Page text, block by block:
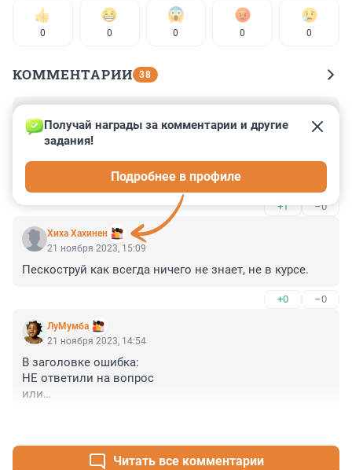
0 0 0 0 0
КОММЕНТАРИИ 38
21 ноября 2023, 16:07
Отказался отвечать. А зачем нам про это сообщать?
Он никогда ничего не скажет кроме пурги. После слов
его шефа, он вообще должен был исчезнуть из
информационного поля. А вы всё мусолите, что он
сказал, что не сказал...
+1 –0
Хиха Хахинен
Получай награды за комментарии и другие
задания!
Подробнее в профиле
21 ноября 2023, 15:09
Пескоструй как всегда ничего не знает, не в курсе.
+0 –0
ЛуМумба
21 ноября 2023, 14:54
В заголовке ошибка:
НЕ ответили на вопрос
или
Читать все комментарии